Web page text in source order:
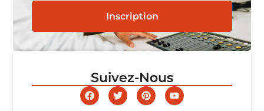
Inscription
Suivez-Nous